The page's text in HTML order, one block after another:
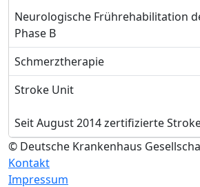
Neurologische Frührehabilitation
Phase B
Schmerztherapie
Stroke Unit
Seit August 2014 zertifizierte
© Deutsche Krankenhaus
Kontakt
Impressum